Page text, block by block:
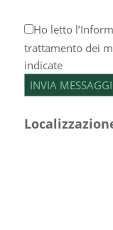
Ho letto l’
trattamento dei
indicate